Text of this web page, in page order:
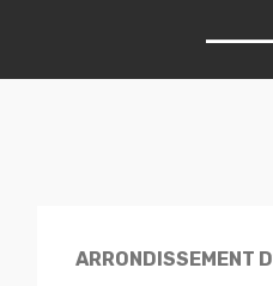
ARRONDISSEMENT